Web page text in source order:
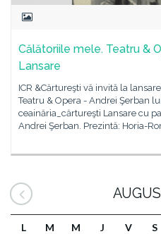
Călătoriile mele. Teatru &
Lansare
ICR &Cărtureşti vă invită la
Teatru & Opera - Andrei Şerban
ceainăria_cărtureşti Lansare cu
Andrei Şerban. Prezintă: Horia-
L M M J V S